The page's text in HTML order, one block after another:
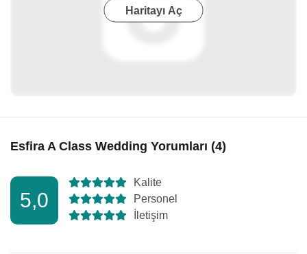
Haritayı Aç
Esfira A Class Wedding Yorumları (4)
5,0
Kalite
Personel
İletişim